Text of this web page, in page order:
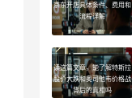
京东开店具体条件、费用和
流程详解
读这篇文章，能了解特斯拉
股价大跌和奥司他韦价格战
背后的真相吗